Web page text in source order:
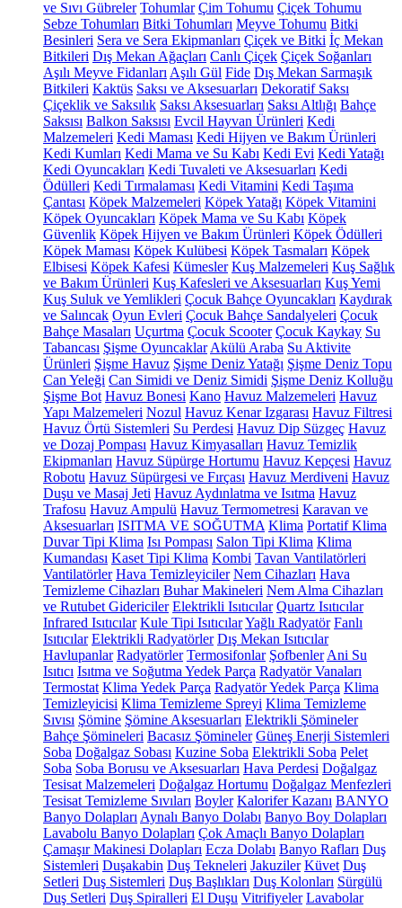
ve Sıvı Gübreler Tohumlar Çim Tohumu Çiçek Tohumu
Sebze Tohumları Bitki Tohumları Meyve Tohumu Bitki
Besinleri Sera ve Sera Ekipmanları Çiçek ve Bitki İç Mekan
Bitkileri Dış Mekan Ağaçları Canlı Çiçek Çiçek Soğanları
Aşılı Meyve Fidanları Aşılı Gül Fide Dış Mekan Sarmaşık
Bitkileri Kaktüs Saksı ve Aksesuarları Dekoratif Saksı
Çiçeklik ve Saksılık Saksı Aksesuarları Saksı Altlığı Bahçe
Saksısı Balkon Saksısı Evcil Hayvan Ürünleri Kedi
Malzemeleri Kedi Maması Kedi Hijyen ve Bakım Ürünleri
Kedi Kumları Kedi Mama ve Su Kabı Kedi Evi Kedi Yatağı
Kedi Oyuncakları Kedi Tuvaleti ve Aksesuarları Kedi
Ödülleri Kedi Tırmalaması Kedi Vitamini Kedi Taşıma
Çantası Köpek Malzemeleri Köpek Yatağı Köpek Vitamini
Köpek Oyuncakları Köpek Mama ve Su Kabı Köpek
Güvenlik Köpek Hijyen ve Bakım Ürünleri Köpek Ödülleri
Köpek Maması Köpek Kulübesi Köpek Tasmaları Köpek
Elbisesi Köpek Kafesi Kümesler Kuş Malzemeleri Kuş Sağlık
ve Bakım Ürünleri Kuş Kafesleri ve Aksesuarları Kuş Yemi
Kuş Suluk ve Yemlikleri Çocuk Bahçe Oyuncakları Kaydırak
ve Salıncak Oyun Evleri Çocuk Bahçe Sandalyeleri Çocuk
Bahçe Masaları Uçurtma Çocuk Scooter Çocuk Kaykay Su
Tabancası Şişme Oyuncaklar Akülü Araba Su Aktivite
Ürünleri Şişme Havuz Şişme Deniz Yatağı Şişme Deniz Topu
Can Yeleği Can Simidi ve Deniz Simidi Şişme Deniz Kolluğu
Şişme Bot Havuz Bonesi Kano Havuz Malzemeleri Havuz
Yapı Malzemeleri Nozul Havuz Kenar Izgarası Havuz Filtresi
Havuz Örtü Sistemleri Su Perdesi Havuz Dip Süzgeç Havuz
ve Dozaj Pompası Havuz Kimyasalları Havuz Temizlik
Ekipmanları Havuz Süpürge Hortumu Havuz Kepçesi Havuz
Robotu Havuz Süpürgesi ve Fırçası Havuz Merdiveni Havuz
Duşu ve Masaj Jeti Havuz Aydınlatma ve Isıtma Havuz
Trafosu Havuz Ampulü Havuz Termometresi Karavan ve
Aksesuarları ISITMA VE SOĞUTMA Klima Portatif Klima
Duvar Tipi Klima Isı Pompası Salon Tipi Klima Klima
Kumandası Kaset Tipi Klima Kombi Tavan Vantilatörleri
Vantilatörler Hava Temizleyiciler Nem Cihazları Hava
Temizleme Cihazları Buhar Makineleri Nem Alma Cihazları
ve Rutubet Gidericiler Elektrikli Isıtıcılar Quartz Isıtıcılar
Infrared Isıtıcılar Kule Tipi IsıtıcılarYağlı Radyatör Fanlı
Isıtıcılar Elektrikli Radyatörler Dış Mekan Isıtıcılar
Havlupanlar Radyatörler Termosifonlar Şofbenler Ani Su
Isıtıcı Isıtma ve Soğutma Yedek Parça Radyatör Vanaları
Termostat Klima Yedek Parça Radyatör Yedek Parça Klima
Temizleyicisi Klima Temizleme Spreyi Klima Temizleme
Sıvısı Şömine Şömine Aksesuarları Elektrikli Şömineler
Bahçe Şömineleri Bacasız Şömineler Güneş Enerji Sistemleri
Soba Doğalgaz Sobası Kuzine Soba Elektrikli Soba Pelet
Soba Soba Borusu ve Aksesuarları Hava Perdesi Doğalgaz
Tesisat Malzemeleri Doğalgaz Hortumu Doğalgaz Menfezleri
Tesisat Temizleme Sıvıları Boyler Kalorifer Kazanı BANYO
Banyo Dolapları Aynalı Banyo Dolabı Banyo Boy Dolapları
Lavabolu Banyo Dolapları Çok Amaçlı Banyo Dolapları
Çamaşır Makinesi Dolapları Ecza Dolabı Banyo Rafları Duş
Sistemleri Duşakabin Duş Tekneleri Jakuziler Küvet Duş
Setleri Duş Sistemleri Duş Başlıkları Duş Kolonları Sürgülü
Duş Setleri Duş Spiralleri El Duşu Vitrifiyeler Lavabolar